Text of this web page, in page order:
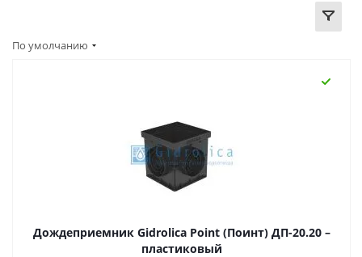
По умолчанию
Дождеприемник Gidrolica Point (Поинт) ДП-20.20 –
пластиковый